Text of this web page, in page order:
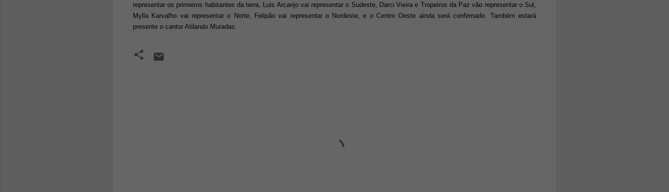
representar os primeiros habitantes da terra, Luis Arcanjo vai representar o Sudeste, Darci Vieira e Tropeiros da Paz vão representar o Sul,
Mylla Karvalho vai representar o Norte, Felipão vai representar o Nordeste, e o Centro Oeste ainda será confirmado. Também estará
presente o cantor Atilando Muradas.